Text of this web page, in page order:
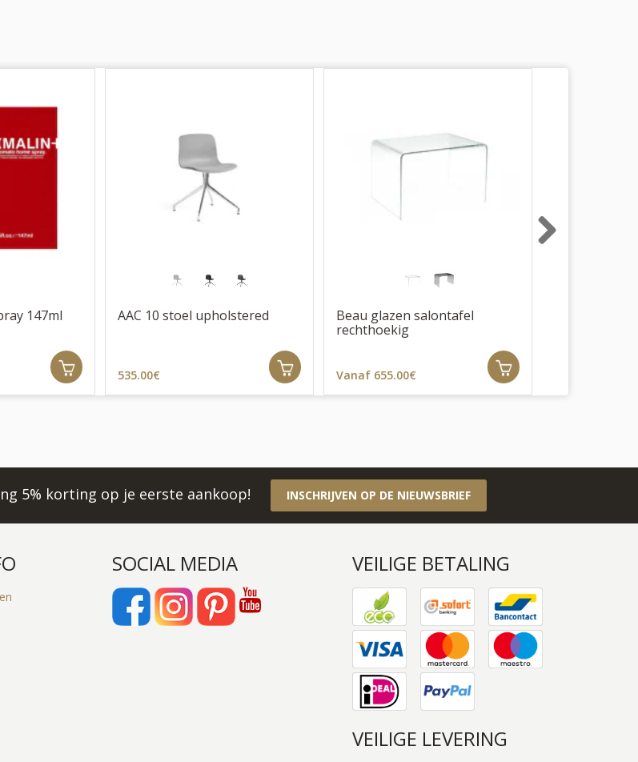
147ml AAC 10 stoel upholstered
535.00€
Beau glazen salontafel
rechthoekig
Vanaf 655.00€
5% korting op je eerste aankoop! INSCHRIJVEN OP DE NIEUWSBRIEF
SOCIAL MEDIA VEILIGE BETALING
VEILIGE LEVERING